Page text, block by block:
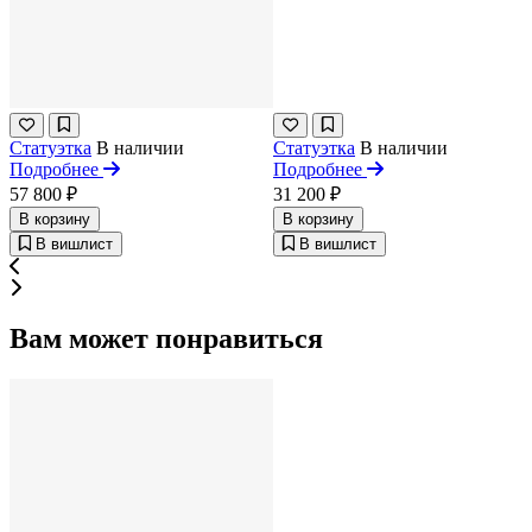
Статуэтка В наличии
Подробнее
57 800 ₽
В корзину
В вишлист
Статуэтка В наличии
Подробнее
31 200 ₽
В корзину
В вишлист
Вам может понравиться